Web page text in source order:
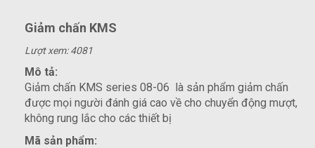
Giảm chấn KMS
Lượt xem: 4081
Mô tả:
Giảm chấn KMS series 08-06 là sản phẩm giảm chấn
được mọi người đánh giá cao về cho chuyển động mượt,
không rung lắc cho các thiết bị
Mã sản phẩm: